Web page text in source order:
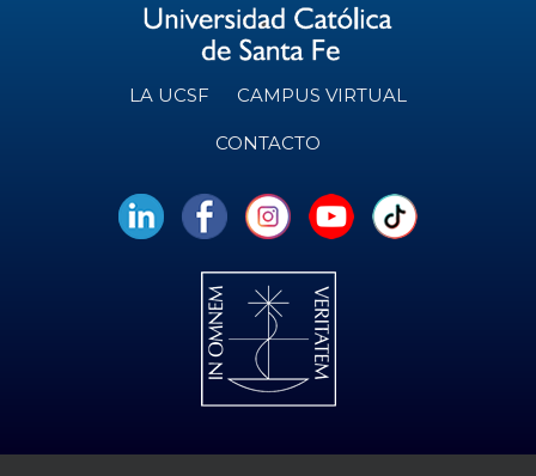
LA UCSF CAMPUS VIRTUAL
CONTACTO